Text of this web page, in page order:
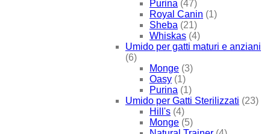
Purina (47)
Royal Canin (1)
Sheba (21)
Whiskas (4)
Umido per gatti maturi e anziani
(6)
Monge (3)
Oasy (1)
Purina (1)
Umido per Gatti Sterilizzati (23)
Hill's (4)
Monge (5)